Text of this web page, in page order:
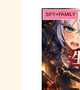
SPY×FAMILY